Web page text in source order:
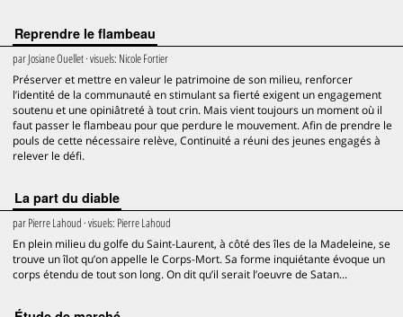
Reprendre le flambeau
parJosiane Ouellet· visuels: Nicole Fortier
Préserver et mettre en valeur le patrimoine de son milieu, renforcer
l’identité de la communauté en stimulant sa fierté exigent un engagement
soutenu et une opiniâtreté à tout crin. Mais vient toujours un moment où il
faut passer le flambeau pour que perdure le mouvement. Afin de prendre le
pouls de cette nécessaire relève, Continuité a réuni des jeunes engagés à
relever le défi.
La part du diable
parPierre Lahoud · visuels: Pierre Lahoud
En plein milieu du golfe du Saint-Laurent, à côté des îles de la Madeleine, se
trouve un îlot qu’on appelle le Corps-Mort. Sa forme inquiétante évoque un
corps étendu de tout son long. On dit qu’il serait l’oeuvre de Satan...